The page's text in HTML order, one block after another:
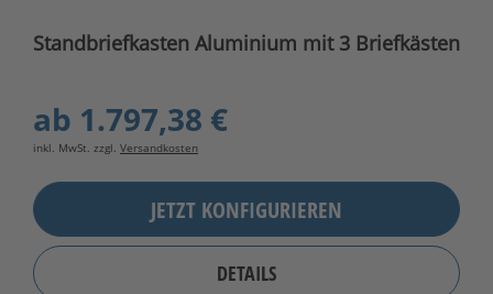
Standbriefkasten Aluminium mit 3 Briefkästen
ab 1.797,38 €
inkl. MwSt. zzgl. Versandkosten
JETZT KONFIGURIEREN
DETAILS